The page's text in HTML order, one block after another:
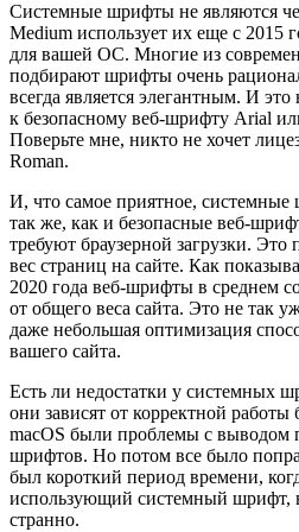
Системные шрифты не являются
Medium использует их еще с
для вашей ОС. Многие из
подбирают шрифты очень
всегда является элегантным. И
к безопасному веб-шрифту Arial
Поверьте мне, никто не хочет
Roman.
И, что самое приятное,
так же, как и безопасные веб-
требуют браузерной загрузки.
вес страниц на сайте. Как
2020 года веб-шрифты в среднем
от общего веса сайта. Это не так
даже небольшая оптимизация
вашего сайта.
Есть ли недостатки у системных
они зависят от корректной работы
macOS были проблемы с
шрифтов. Но потом все было
был короткий период времени,
использующий системный шрифт,
странно.